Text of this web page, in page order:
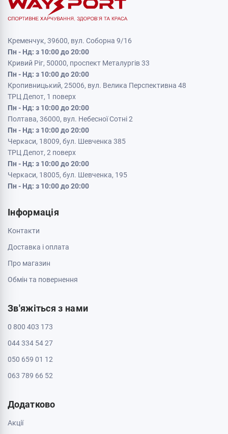
Кременчук, 39600, вул. Соборна 9/16
Пн - Нд: з 10:00 до 20:00
Кривий Ріг, 50000, проспект Металургів 33
Пн - Нд: з 10:00 до 20:00
Кропивницький, 25006, вул. Велика Перспективна 48
ТРЦ Депот, 1 поверх
Пн - Нд: з 10:00 до 20:00
Полтава, 36000, вул. Небесної Сотні 2
Пн - Нд: з 10:00 до 20:00
Черкаси, 18009, бул. Шевченка 385
ТРЦ Депот, 2 поверх
Пн - Нд: з 10:00 до 20:00
Черкаси, 18005, бул. Шевченка, 195
Пн - Нд: з 10:00 до 20:00
Інформація
Контакти
Доставка і оплата
Про магазин
Обмін та повернення
Зв'яжіться з нами
0 800 403 173
044 334 54 27
050 659 01 12
063 789 66 52
Додатково
Акції